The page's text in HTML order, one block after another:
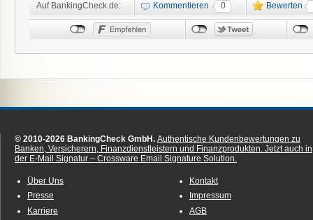
Auf BankingCheck.de: Kommentieren 0 Bewerten
© 2010-2026 BankingCheck GmbH. Authentische Kundenbewertungen zu
Banken, Versicherern, Finanzdienstleistern und Finanzprodukten. Jetzt auch in
der E-Mail Signatur – Crossware Email Signature Solution.
Über Uns
Presse
Karriere
Kontakt
Impressum
AGB